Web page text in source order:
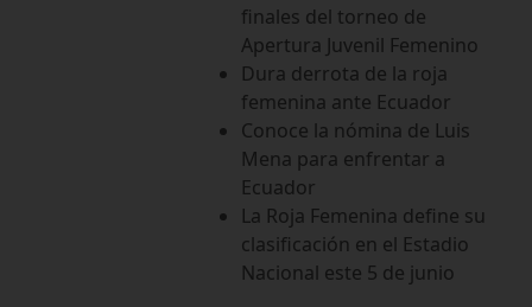
finales del torneo de
Apertura Juvenil Femenino
Dura derrota de la roja
femenina ante Ecuador
Conoce la nómina de Luis
Mena para enfrentar a
Ecuador
La Roja Femenina define su
clasificación en el Estadio
Nacional este 5 de junio